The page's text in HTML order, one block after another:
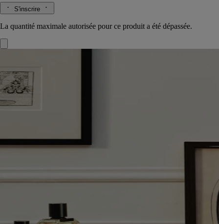
S'inscrire
La quantité maximale autorisée pour ce produit a été dépassée.